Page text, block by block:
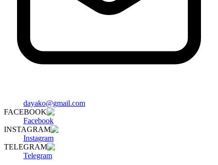
dayako@gmail.com
FACEBOOK
Facebook
INSTAGRAM
Instagram
TELEGRAM
Telegram